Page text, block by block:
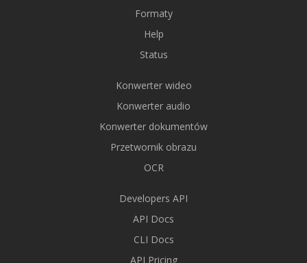
Formaty
Help
Status
Konwerter wideo
Konwerter audio
Konwerter dokumentów
Przetwornik obrazu
OCR
Developers API
API Docs
CLI Docs
API Pricing